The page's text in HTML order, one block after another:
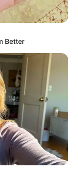
do
principais
Better